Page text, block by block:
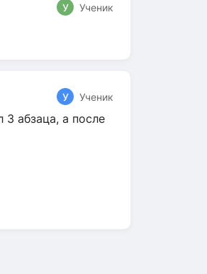
У Ученик
У Ученик
абзаца, а после